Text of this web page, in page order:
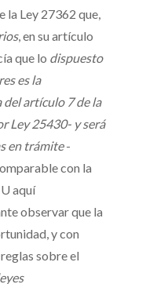
la Ley 27362 que,
, en su artículo
que lo dispuesto
es la
artículo 7 de la
Ley 25430- y será
en trámite-
con la
aquí
observar que la
y con
sobre el